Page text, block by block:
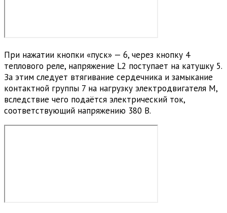
При нажатии кнопки «пуск» — 6, через кнопку 4
теплового реле, напряжение L2 поступает на катушку 5.
За этим следует втягивание сердечника и замыкание
контактной группы 7 на нагрузку электродвигателя М,
вследствие чего подаётся электрический ток,
соответствующий напряжению 380 В.